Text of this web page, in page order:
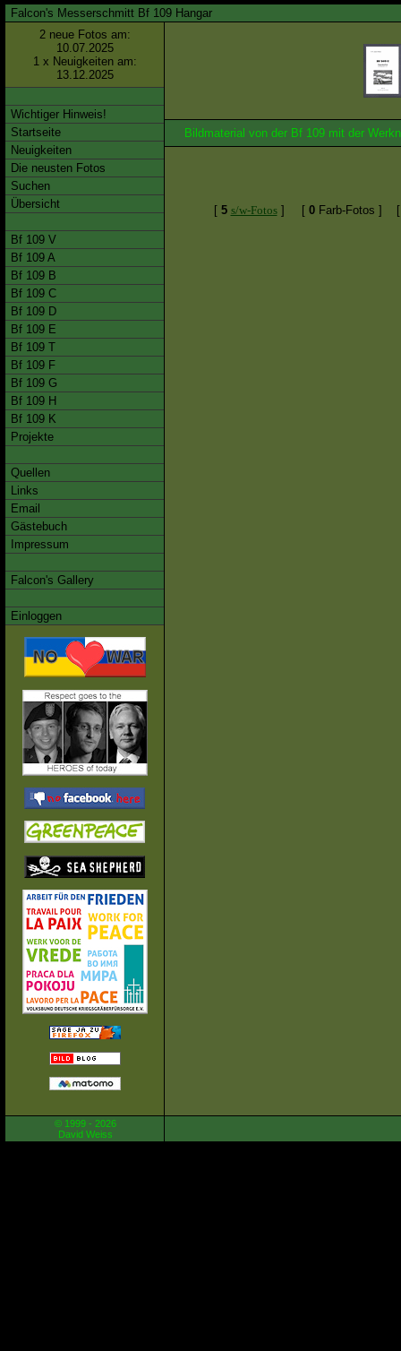
Falcon's Messerschmitt Bf 109 Hangar
2 neue Fotos am:
10.07.2025
1 x Neuigkeiten am:
13.12.2025
Wichtiger Hinweis!
Startseite
Neuigkeiten
Die neusten Fotos
Suchen
Übersicht
Bf 109 V
Bf 109 A
Bf 109 B
Bf 109 C
Bf 109 D
Bf 109 E
Bf 109 T
Bf 109 F
Bf 109 G
Bf 109 H
Bf 109 K
Projekte
Quellen
Links
Email
Gästebuch
Impressum
Falcon's Gallery
Einloggen
Bildmaterial von der Bf 109 mit der
[ 5 s/w-Fotos] [ 0 Farb-Fotos ]
© 1999 - 2026
David Weiss